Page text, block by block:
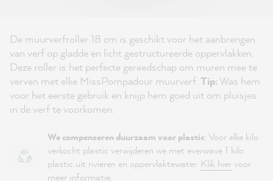
De muurverfroller 18 cm is geschikt voor het aanbrengen
van verf op gladde en licht gestructureerde oppervlakken.
Deze roller is het perfecte gereedschap om muren mee te
verven met elke MissPompadour muurverf. Tip:Was hem
voor het eerste gebruik en knijp hem goed uit om pluisjes
in de verf te voorkomen.
We compenseren duurzaam voor plastic: Voor elke kilo
verkocht plastic verwijderen we met everwave 1 kilo
plastic uit rivieren en oppervlaktewater. Klik hiervoor
meer informatie.